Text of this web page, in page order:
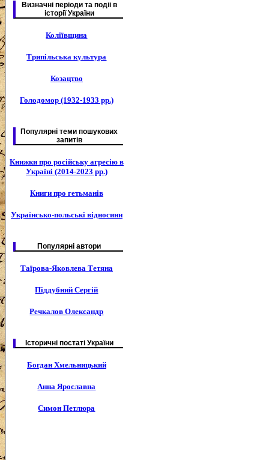
Визначні періоди та подіі в
історії України
Коліївщина
Трипільська культура
Козацтво
Голодомор (1932-1933 рр.)
Популярні теми пошукових
запитів
Книжки про російську агресію в
Україні (2014-2023 рр.)
Книги про гетьманів
Українсько-польські відносини
Популярні автори
Таїрова-Яковлева Тетяна
Піддубний Сергій
Речкалов Олександр
Історичні постаті України
Богдан Хмельницький
Анна Ярославна
Симон Петлюра